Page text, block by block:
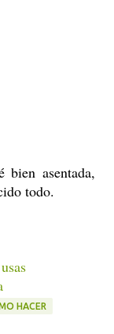
bien asentada,
todo.
HACER